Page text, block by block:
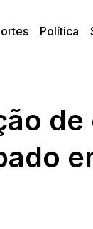
Política
de